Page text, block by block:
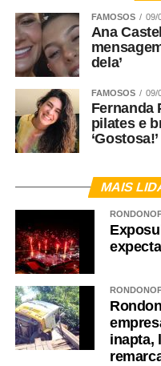
FAMOSOS 09/
Ana
dela’
FAMOSOS 09/
Fernanda
pilates e
‘Gostosa!’
MAIS
inapta,